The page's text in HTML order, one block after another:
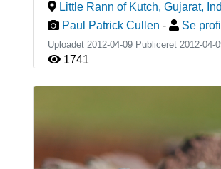
Little Rann of Kutch, Gujarat,
Paul Patrick Cullen - Se profil
Uploadet 2012-04-09 Publiceret 2012-04-
1741